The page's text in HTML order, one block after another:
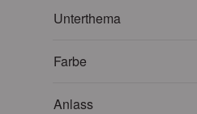
Unterthema
Farbe
Anlass